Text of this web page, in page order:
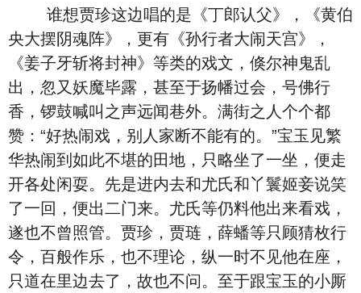
谁想贾珍这边唱的是《丁郎认父》，《黄伯
央大摆阴魂阵》，更有《孙行者大闹天宫》，
《姜子牙斩将封神》等类的戏文，倏尔神鬼乱
出，忽又妖魔毕露，甚至于扬幡过会，号佛行
香，锣鼓喊叫之声远闻巷外。满街之人个个都
赞：“好热闹戏，别人家断不能有的。”宝玉见繁
华热闹到如此不堪的田地，只略坐了一坐，便走
开各处闲耍。先是进内去和尤氏和丫鬟姬妾说笑
了一回，便出二门来。尤氏等仍料他出来看戏，
遂也不曾照管。贾珍，贾琏，薛蟠等只顾猜枚行
令，百般作乐，也不理论，纵一时不见他在座，
只道在里边去了，故也不问。至于跟宝玉的小厮